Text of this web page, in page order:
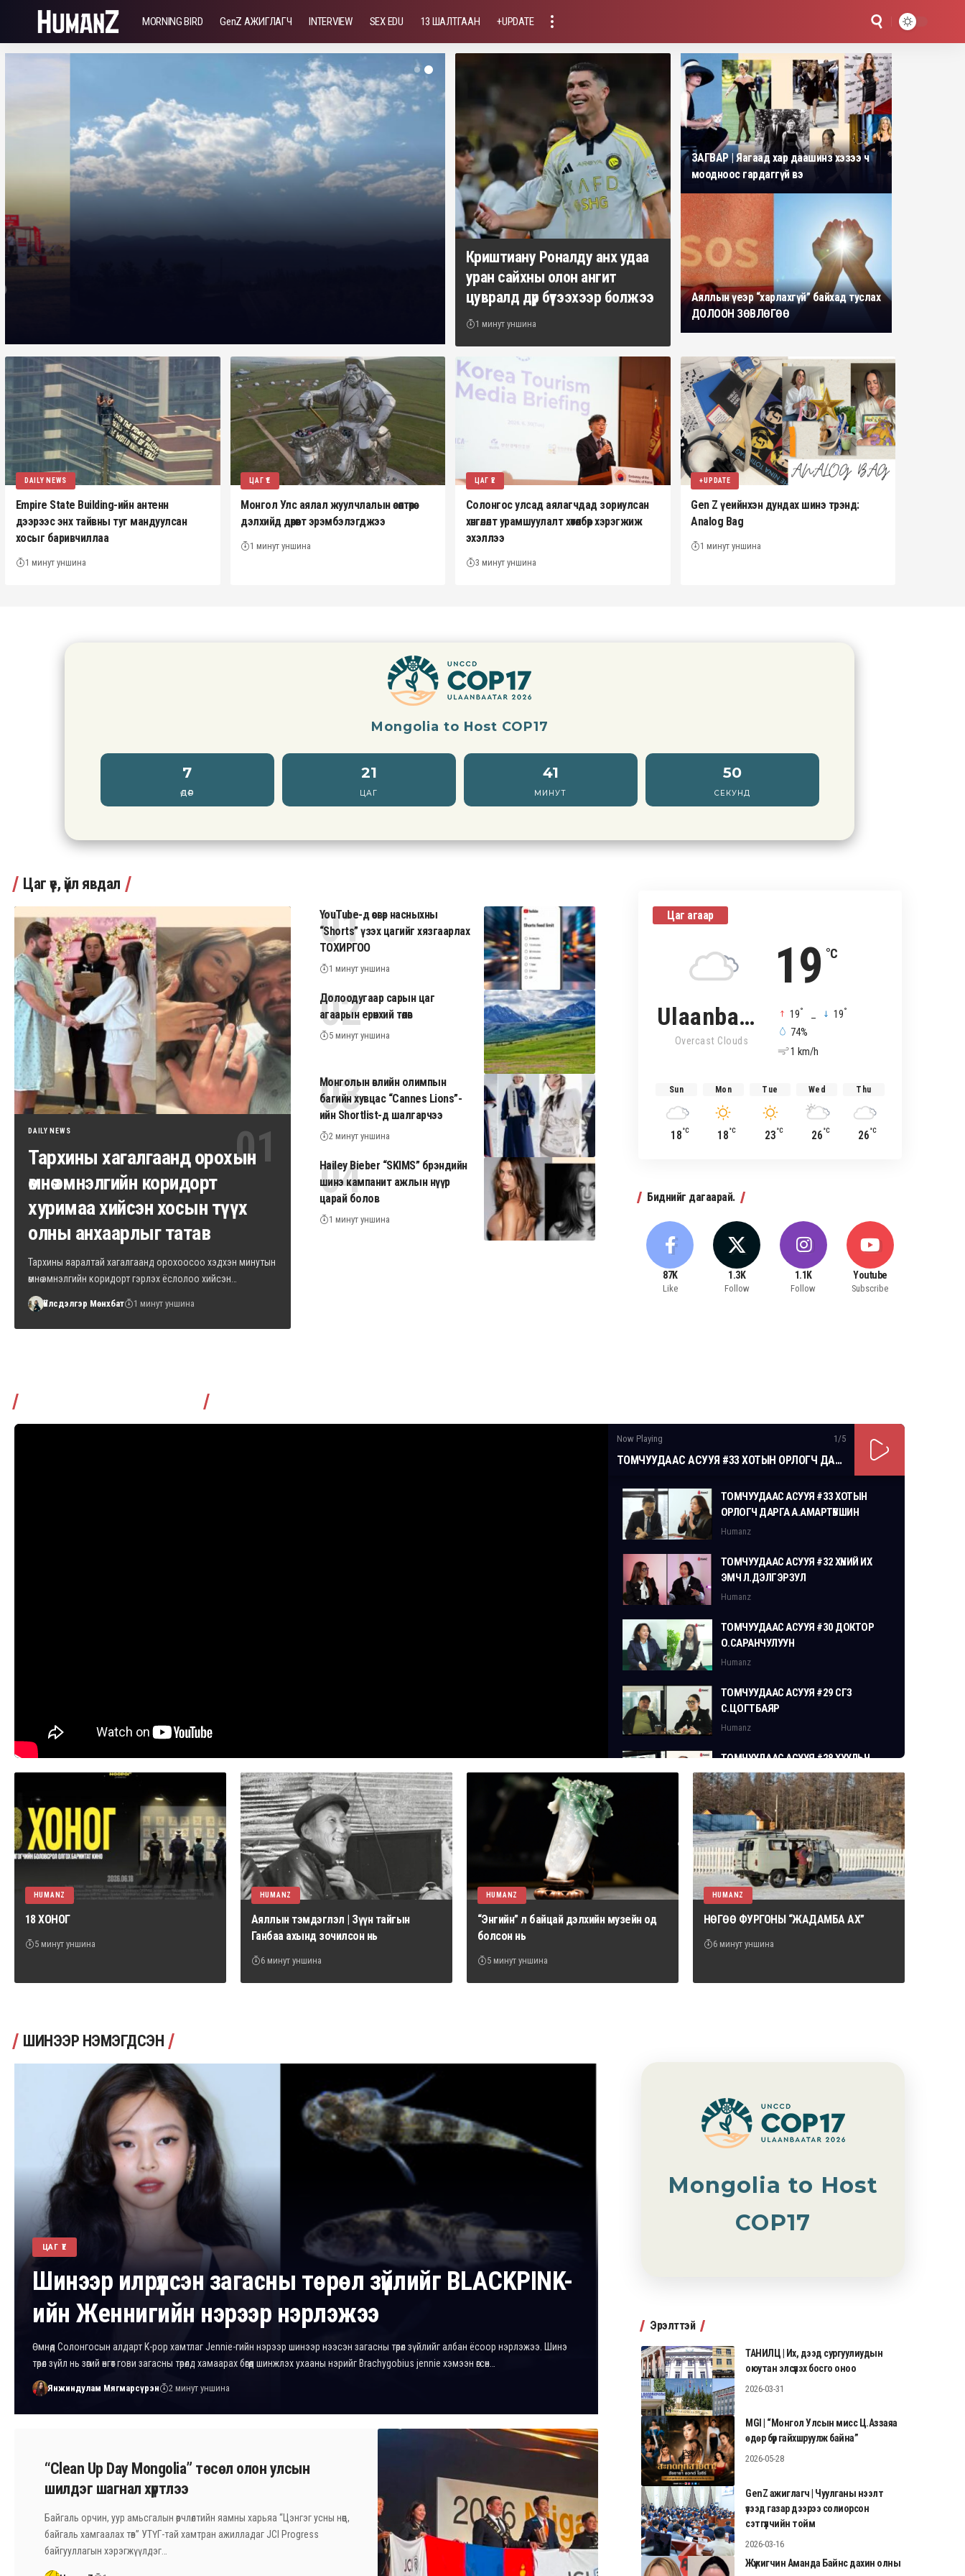
MORNING BIRD GenZ АЖИГЛАГЧ INTERVIEW SEX EDU 13 ШАЛТГААН +UPDATE
GENZ АЖИГЛАГЧ
ТОМИЛОЛТ | Элсэн цөлийг мөнгө болгон
Криштиану Роналду анх удаа
уран сайхны олон ангит
цувралд дүр бүтээхээр болжээ
1 минут уншина
ЗАГВАР | Яагаад хар даашинз хэзээ ч
моодноос гардаггүй вэ
Аяллын үеэр “харлахгүй” байхад туслах
ДОЛООН ЗӨВЛӨГӨӨ
DAILY NEWS
Empire State Building-ийн антенн
дээрээс энх тайвны туг мандуулсан
хосыг баривчиллаа
1 минут уншина
ЦАГ ҮЕ
Монгол Улс аялал жуулчлалын өсөлтөөрөө
дэлхийд дөрөвт эрэмбэлэгджээ
1 минут уншина
ЦАГ ҮЕ
Солонгос улсад аялагчдад зориулсан
хөнгөлөлт урамшуулалт хөтөлбөр хэрэгжиж
эхэллээ
3 минут уншина
+UPDATE
Gen Z үеийнхэн дундах шинэ трэнд:
Analog Bag
1 минут уншина
Mongolia to Host COP17
7
ӨДӨР
21
ЦАГ
41
МИНУТ
49
СЕКУНД
Цаг үе, үйл явдал
DAILY NEWS
Тархины хагалгаанд орохын
өмнө эмнэлгийн коридорт
хуримаа хийсэн хосын түүх
олны анхаарлыг татав
Тархины яаралтай хагалгаанд орохоосоо хэдхэн минутын
өмнө эмнэлгийн коридорт гэрлэх ёслолоо хийсэн…
Үйлсдэлгэр Мөнхбат 1 минут уншина
YouTube-д өсвөр насныхны
“Shorts” үзэх цагийг хязгаарлах
ТОХИРГОО
1 минут уншина
Долоодугаар сарын цаг
агаарын ерөнхий төлөв
5 минут уншина
Монголын өвлийн олимпын
багийн хувцас “Cannes Lions”-
ийн Shortlist-д шалгарчээ
2 минут уншина
Hailey Bieber “SKIMS” брэндийн
шинэ кампанит ажлын нүүр
царай болов
1 минут уншина
Цаг агаар
19 °C
Ulaanbaatar
Overcast Clouds
19° 19°
74%
1 km/h
Sun
18°C
Mon
18°C
Tue
23°C
Wed
26°C
Thu
26°C
Биднийг дагаарай.
87K
Like
1.3K
Follow
1.1K
Follow
Youtube
Subscribe
Now Playing 1 /5
ТОМЧУУДААС АСУУЯ #33 ХОТЫН ОРЛОГЧ ДАРГА А.АМАРТҮВШИН
ТОМЧУУДААС АСУУЯ #33 ХОТЫН
ОРЛОГЧ ДАРГА А.АМАРТҮВШИН
Humanz
ТОМЧУУДААС АСУУЯ #32 ХҮНИЙ ИХ
ЭМЧ Л.ДЭЛГЭРЗУЛ
Humanz
ТОМЧУУДААС АСУУЯ #30 ДОКТОР
О.САРАНЧУЛУУН
Humanz
ТОМЧУУДААС АСУУЯ #29 СГЗ
С.ЦОГТБАЯР
Humanz
ТОМЧУУДААС АСУУЯ #28 ХУУЛЬЧ
Г.ЭРДЭНЭБАТ
Humanz
HUMANZ
18 ХОНОГ
5 минут уншина
HUMANZ
Аяллын тэмдэглэл | Зүүн тайгын
Ганбаа ахынд зочилсон нь
6 минут уншина
HUMANZ
“Энгийн” л байцай дэлхийн музейн од
болсон нь
5 минут уншина
HUMANZ
НӨГӨӨ ФУРГОНЫ “ЖАДАМБА АХ”
6 минут уншина
ШИНЭЭР НЭМЭГДСЭН
ЦАГ ҮЕ
Шинээр илрүүлсэн загасны төрөл зүйлийг BLACKPINK-
ийн Женнигийн нэрээр нэрлэжээ
Өмнөд Солонгосын алдарт K-pop хамтлаг Jennie-гийн нэрээр шинээр нээсэн загасны төрөл зүйлийг албан ёсоор нэрлэжээ. Шинэ
төрөл зүйл нь зөгий өнгөт гови загасны төрөлд хамаарах бөгөөд шинжлэх ухааны нэрийг Brachygobius jennie хэмээн өгсөн…
Янжиндулам Мягмарсүрэн 2 минут уншина
“Clean Up Day Mongolia” төсөл олон улсын
шилдэг шагнал хүртлээ
Байгаль орчин, уур амьсгалын өөрчлөлтийн яамны харьяа “Цэнгэг усны нөөц,
байгаль хамгаалах төв” УТҮГ-тай хамтран ажилладаг JCI Progress
байгууллагын хэрэгжүүлдэг…
Mongolia to Host
COP17
Эрэлттэй
ТАНИЛЦ | Их, дээд сургуулиудын
оюутан элсүүлэх босго оноо
2026-03-31
MGI | “Монгол Улсын мисс Ц.Аззаяа
өдөр бүр гайхшруулж байна”
2026-05-28
GenZ ажиглагч | Чуулганы нээлт
үзээд газар дээрээ солиорсон
сэтгүүлчийн тойм
2026-03-16
Жүжигчин Аманда Байнс дахин олны